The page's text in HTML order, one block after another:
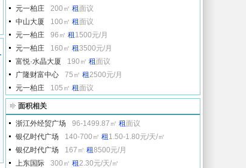
元一柏庄
200㎡ 租面议
中山大厦
100㎡ 租面议
元一柏庄
96㎡ 租 1500元/月
元一柏庄
160㎡ 租3500元/月
富悦·水晶大厦
190㎡ 租面议
广隆财富中心
75㎡ 租2500元/月
元一柏庄
105㎡ 租面议
面积相关
浙江外经贸广场 96-1499.87㎡ 租面议
银亿时代广场
140-700㎡ 租 1.50-1.80元/天/㎡
银亿时代广场
167㎡ 租8500元/月
上东国际
300㎡ 租2.30元/天/㎡